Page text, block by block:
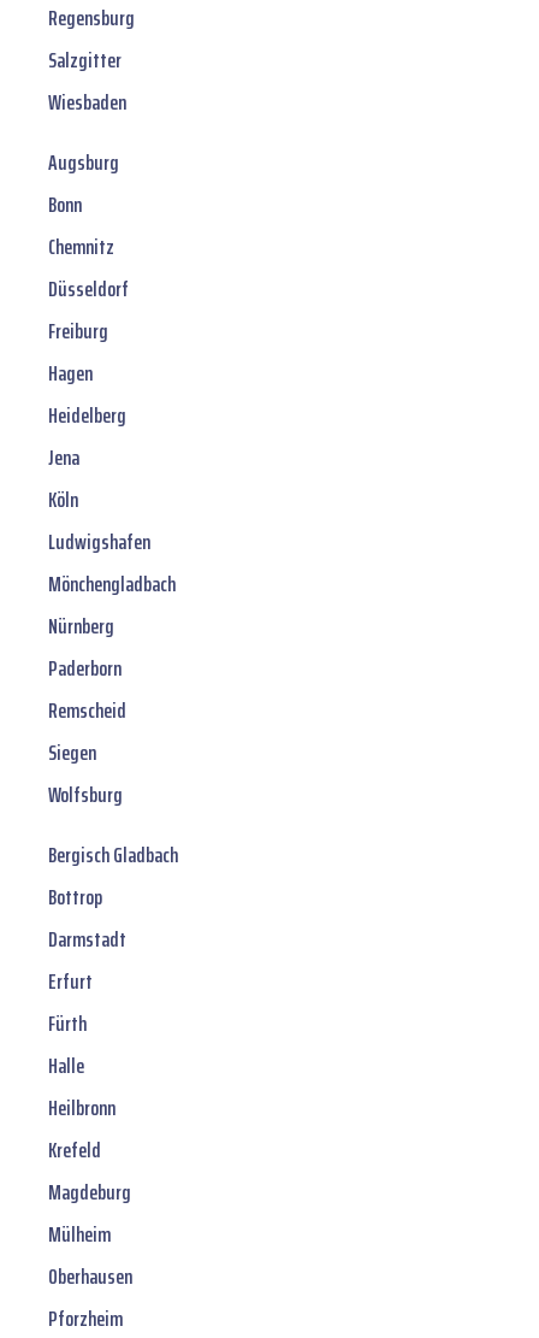
Regensburg
Salzgitter
Wiesbaden
Augsburg
Bonn
Chemnitz
Düsseldorf
Freiburg
Hagen
Heidelberg
Jena
Köln
Ludwigshafen
Mönchengladbach
Nürnberg
Paderborn
Remscheid
Siegen
Wolfsburg
Bergisch Gladbach
Bottrop
Darmstadt
Erfurt
Fürth
Halle
Heilbronn
Krefeld
Magdeburg
Mülheim
Oberhausen
Pforzheim